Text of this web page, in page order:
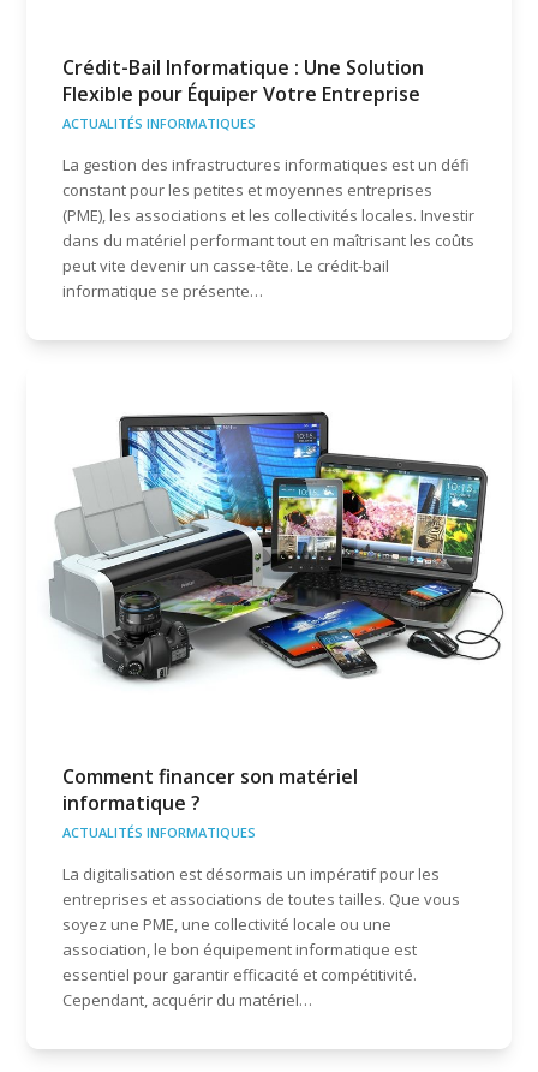
Crédit-Bail Informatique : Une Solution
Flexible pour Équiper Votre Entreprise
ACTUALITÉS INFORMATIQUES
La gestion des infrastructures informatiques est un défi
constant pour les petites et moyennes entreprises
(PME), les associations et les collectivités locales. Investir
dans du matériel performant tout en maîtrisant les coûts
peut vite devenir un casse-tête. Le crédit-bail
informatique se présente…
Comment financer son matériel
informatique ?
ACTUALITÉS INFORMATIQUES
La digitalisation est désormais un impératif pour les
entreprises et associations de toutes tailles. Que vous
soyez une PME, une collectivité locale ou une
association, le bon équipement informatique est
essentiel pour garantir efficacité et compétitivité.
Cependant, acquérir du matériel…